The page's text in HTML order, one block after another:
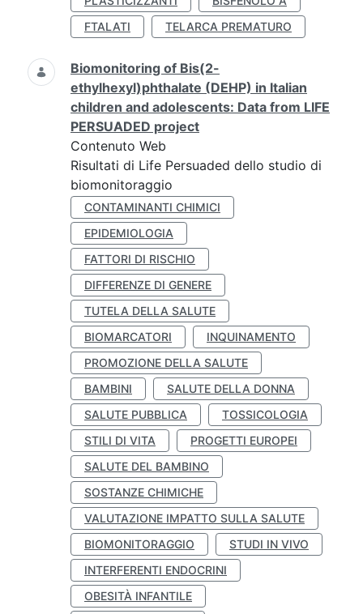
FTALATI
TELARCA PREMATURO
Biomonitoring of Bis(2-
ethylhexyl)phthalate (DEHP) in Italian
children and adolescents: Data from LIFE
PERSUADED project
Contenuto Web
Risultati di Life Persuaded dello studio di
biomonitoraggio
CONTAMINANTI CHIMICI
EPIDEMIOLOGIA
FATTORI DI RISCHIO
DIFFERENZE DI GENERE
TUTELA DELLA SALUTE
BIOMARCATORI
INQUINAMENTO
PROMOZIONE DELLA SALUTE
BAMBINI
SALUTE DELLA DONNA
SALUTE PUBBLICA
TOSSICOLOGIA
STILI DI VITA
PROGETTI EUROPEI
SALUTE DEL BAMBINO
SOSTANZE CHIMICHE
VALUTAZIONE IMPATTO SULLA SALUTE
BIOMONITORAGGIO
STUDI IN VIVO
INTERFERENTI ENDOCRINI
OBESITÀ INFANTILE